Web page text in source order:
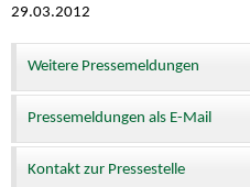
29.03.2012
Weitere Pressemeldungen
Pressemeldungen als E-Mail
Kontakt zur Pressestelle